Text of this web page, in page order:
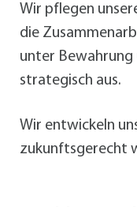
Wir pflegen
die
unter Bewahrung
strategisch aus.
Wir entwickeln
zukunftsgerecht